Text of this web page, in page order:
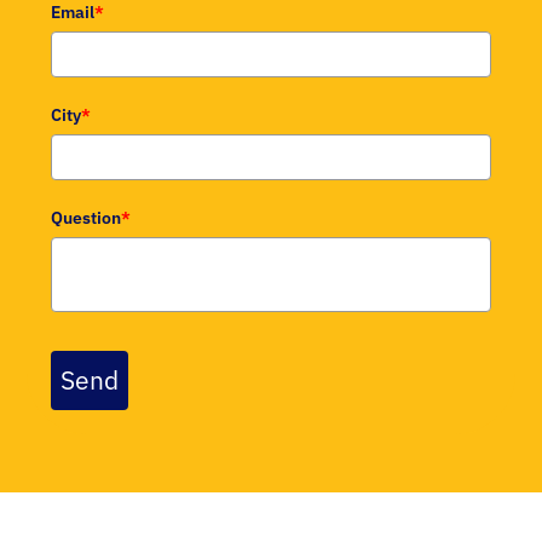
Email*
City*
Question*
Send